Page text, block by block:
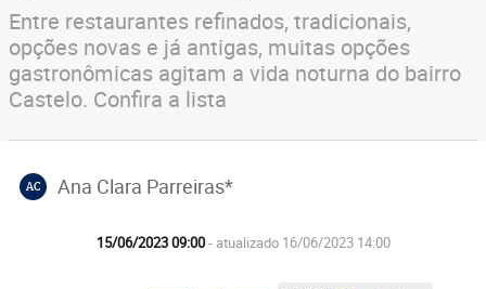
Entre restaurantes refinados, tradicionais,
opções novas e já antigas, muitas opções
gastronômicas agitam a vida noturna do bairro
Castelo. Confira a lista
AC Ana Clara Parreiras*
15/06/2023 09:00- atualizado 16/06/2023 14:00